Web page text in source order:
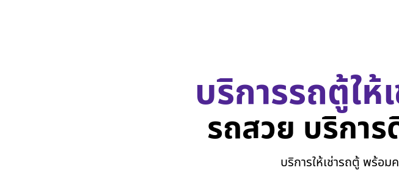
บริการรถตู้ใ
รถสวย บริกา
บริการให้เช่ารถตู้ พร้อ